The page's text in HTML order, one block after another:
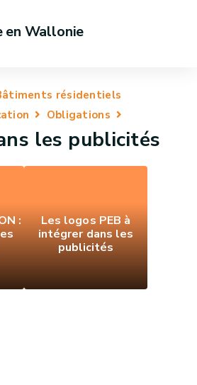
en Wallonie
résidentiels
Obligations
les publicités
:
Les logos PEB à
intégrer dans les
publicités